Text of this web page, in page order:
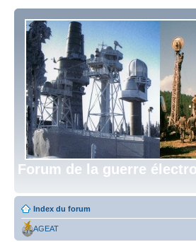
Forum de la guerre
Index du forum
AGEAT